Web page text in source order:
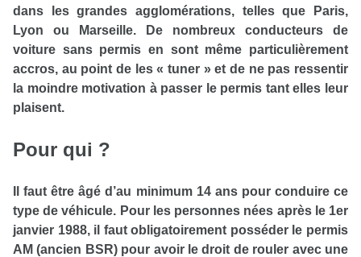
dans les grandes agglomérations, telles que Paris,
Lyon ou Marseille. De nombreux conducteurs de
voiture sans permis en sont même particulièrement
accros, au point de les « tuner » et de ne pas ressentir
la moindre motivation à passer le permis tant elles leur
plaisent.
Pour qui ?
Il faut être âgé d’au minimum 14 ans pour conduire ce
type de véhicule. Pour les personnes nées après le 1er
janvier 1988, il faut obligatoirement posséder le permis
AM (ancien BSR) pour avoir le droit de rouler avec une